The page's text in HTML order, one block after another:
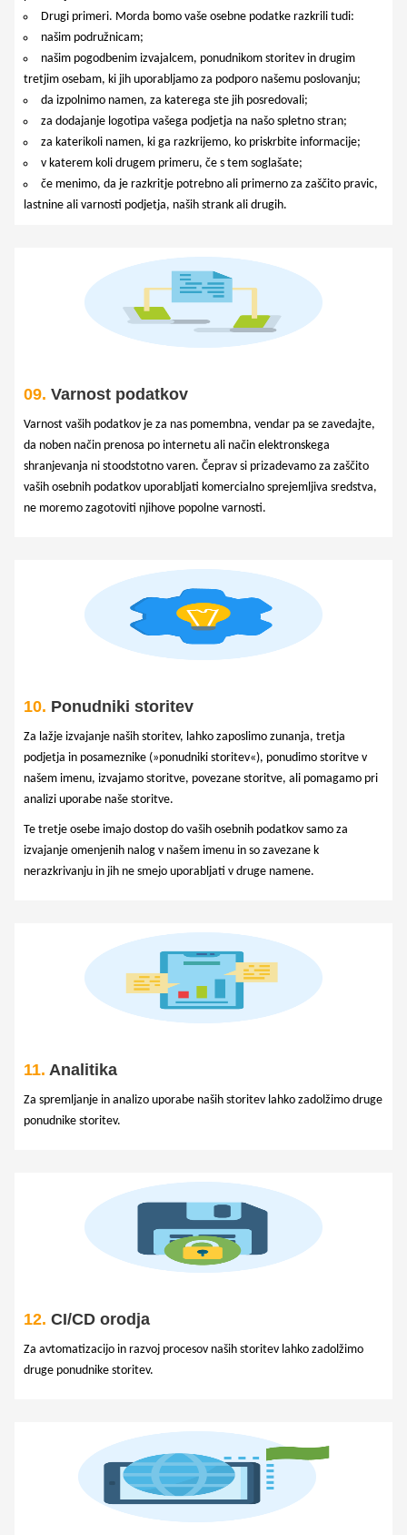
Drugi primeri. Morda bomo vaše osebne podatke razkrili tudi:
našim podružnicam;
našim pogodbenim izvajalcem, ponudnikom storitev in drugim
tretjim osebam, ki jih uporabljamo za podporo našemu poslovanju;
da izpolnimo namen, za katerega ste jih posredovali;
za dodajanje logotipa vašega podjetja na našo spletno stran;
za katerikoli namen, ki ga razkrijemo, ko priskrbite informacije;
v katerem koli drugem primeru, če s tem soglašate;
če menimo, da je razkritje potrebno ali primerno za zaščito pravic,
lastnine ali varnosti podjetja, naših strank ali drugih.
09. Varnost podatkov
Varnost vaših podatkov je za nas pomembna, vendar pa se zavedajte,
da noben način prenosa po internetu ali način elektronskega
shranjevanja ni stoodstotno varen. Čeprav si prizadevamo za zaščito
vaših osebnih podatkov uporabljati komercialno sprejemljiva sredstva,
ne moremo zagotoviti njihove popolne varnosti.
10. Ponudniki storitev
Za lažje izvajanje naših storitev, lahko zaposlimo zunanja, tretja
podjetja in posameznike (»ponudniki storitev«), ponudimo storitve v
našem imenu, izvajamo storitve, povezane storitve, ali pomagamo pri
analizi uporabe naše storitve.
Te tretje osebe imajo dostop do vaših osebnih podatkov samo za
izvajanje omenjenih nalog v našem imenu in so zavezane k
nerazkrivanju in jih ne smejo uporabljati v druge namene.
11. Analitika
Za spremljanje in analizo uporabe naših storitev lahko zadolžimo druge
ponudnike storitev.
12. CI/CD orodja
Za avtomatizacijo in razvoj procesov naših storitev lahko zadolžimo
druge ponudnike storitev.
We stand with people of Ukraine.
Russia is not “just” attacking the Ukraine people.
This is a war against democratic values, human rights
and peace. We can make impact and help with our
donations.
Donate Option 1
Donate Option 2